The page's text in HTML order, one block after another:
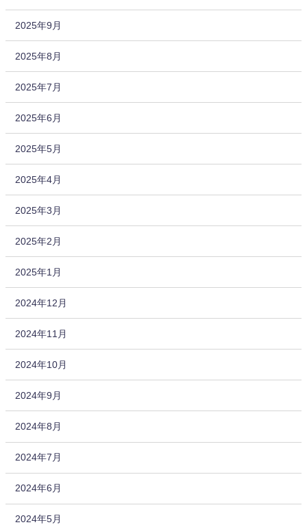
2025年9月
2025年8月
2025年7月
2025年6月
2025年5月
2025年4月
2025年3月
2025年2月
2025年1月
2024年12月
2024年11月
2024年10月
2024年9月
2024年8月
2024年7月
2024年6月
2024年5月